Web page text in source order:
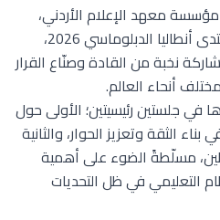
معهد الإعلام الأردني،
ورئيسة مؤسسة آنا ليند، في منتدى أنطاليا الدبلوماسي 2026،
نخبة من القادة وصنّاع القرار
أنحاء العالم.
جلستين رئيسيتين؛ الأولى حول
الثقة وتعزيز الحوار، والثانية
مسلّطةً الضوء على أهمية
التعليمي في ظل التحديات